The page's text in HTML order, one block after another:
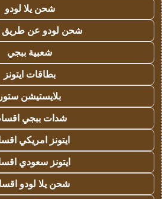
شحن يلا لودو
شحن لودو عن طريق
شعبية ببجي
بطاقات ايتونز
بلايستيشن ستور
شدات ببجي
ايتونز امريكي
ايتونز سعودي
شحن يلا لودو